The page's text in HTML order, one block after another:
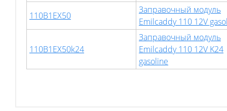
110B1EX50
Заправочный модуль
Emilcaddy 110 12V
110B1EX50k24
Заправочный модуль
Emilcaddy 110 12V K24
gasoline